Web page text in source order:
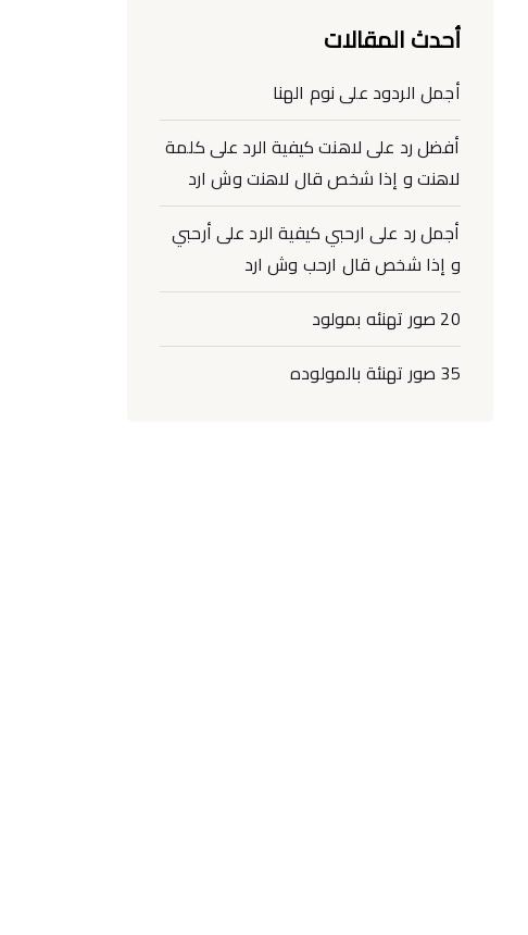
أحدث المقالات
أجمل الردود على نوم الهنا
أفضل رد على لاهنت كيفية الرد على كلمة
لاهنت و إذا شخص قال لاهنت وش ارد
أجمل رد على ارحبي كيفية الرد على أرحبي
و إذا شخص قال ارحب وش ارد
20 صور تهنئه بمولود
35 صور تهنئة بالمولوده